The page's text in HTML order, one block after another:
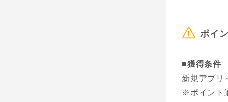
ポイ
■獲得条件
新規アプリ
※ポイント